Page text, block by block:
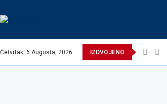
Četvrtak, 6 Augusta, 2026 IZDVOJENO